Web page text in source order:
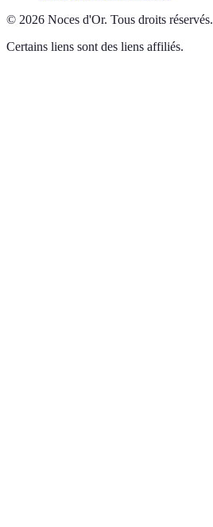
© 2026 Noces d'Or. Tous droits réservés.
Certains liens sont des liens affiliés.